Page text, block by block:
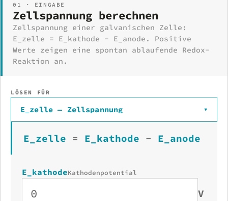
01 · EINGABE
Zellspannung berechnen
Zellspannung einer galvanischen Zelle:
E_zelle = E_kathode − E_anode. Positive
Werte zeigen eine spontan ablaufende Redox-
Reaktion an.
LÖSEN FÜR
E_zelle — Zellspannung ▾
E_zelle = E_kathode − E_anode
E_kathodeKathodenpotential
V